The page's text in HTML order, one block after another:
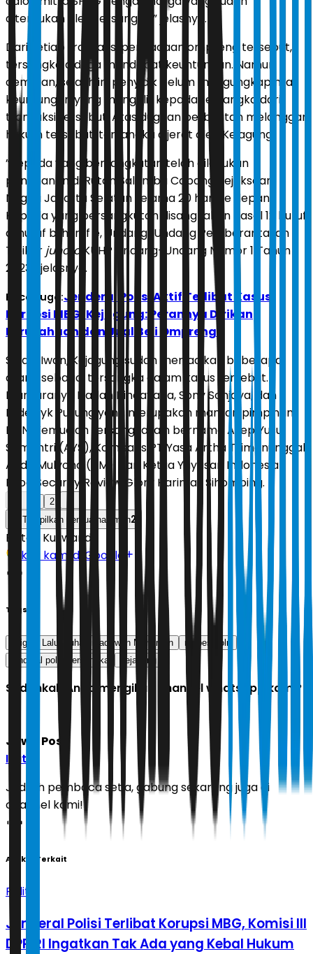
ditentukan oleh tersangka,” jelasnya.
Dari setiap transaksi pengadaan ompreng tersebut,
tersangka diduga mendapat keuntungan. Namun
demikian, sejauh ini penyidik belum mengungkap nilai
keuntungan yang mengalir kepada tersangka dari
transaksi tersebut. Atas dugaan perbuatan melanggar
hukum tersebut, tersangka dijerat oleh Kejagung.
”Kepada yang bersangkutan telah dilakukan
penahanan di Rutan Salemba Cabang Kejaksaan
Negeri Jakarta Selatan selama 20 hari ke depan.
Kepada yang bersangkutan disangkakan Pasal 12 huruf
a, huruf b, huruf e, Undang-Undang Pemberantasan
Tipikor juncto KUHP Undang-Undang Nomor 1 Tahun
2023,” jelasnya.
Baca Juga:Jenderal Polisi Aktif Terlibat Kasus
Korupsi MBG, Kejagung: Perannya Dirikan
Perusahaan dan Jual Beli Ompreng
Selain Iwan, Kejagung sudah menjadikan beberapa
orang sebagai tersangka dalam kasus tersebut.
Diantaranya Dadan Hindayana, Sony Sonjaya, dan
Lodewyk Pusung yang merupakan mantan pimpinan
BGN. Kemudian tersangka lain bernama Asep Yusuf
Somantri (AYS), Komisaris PT Yasa Artha Trimanunggal
Andri Mulyono (AM), dan Ketua Yayasan Indonesia
Food Security Review Glory Harimas Sihombing.
2
Tampilkan semua halaman2
Editor: Kuswandi
Ikuti kami di Google
Tags
Brigjen Lalu Muhammad Iwan Mahardan
mabes polri
jenderal polisi tersangka
kejagung
Sudahkah Anda mengikuti channel whatsapp kami?
Jawa Pos
Ikuti
Jadilah pembaca setia, gabung sekarang juga di
channel kami!
Artikel Terkait
Politik
Jenderal Polisi Terlibat Korupsi MBG, Komisi III
DPR RI Ingatkan Tak Ada yang Kebal Hukum